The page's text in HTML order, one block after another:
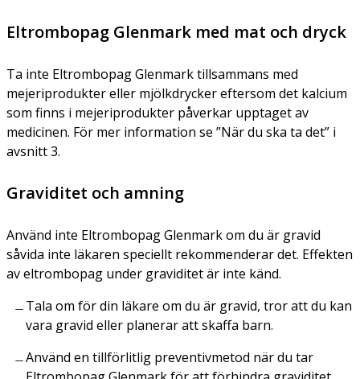
Eltrombopag Glenmark med mat och dryck
Ta inte Eltrombopag Glenmark tillsammans med
mejeriprodukter eller mjölkdrycker eftersom det kalcium
som finns i mejeriprodukter påverkar upptaget av
medicinen. För mer information se ”När du ska ta det” i
avsnitt 3.
Graviditet och amning
Använd inte Eltrombopag Glenmark om du är gravid
såvida inte läkaren speciellt rekommenderar det. Effekten
av eltrombopag under graviditet är inte känd.
Tala om för din läkare om du är gravid, tror att du kan
vara gravid eller planerar att skaffa barn.
Använd en tillförlitlig preventivmetod när du tar